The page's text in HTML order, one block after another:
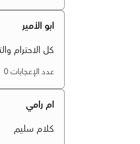
ابو الأمير
كل الاحترام
عدد الإعجابات
ام رامي
كلام سليم